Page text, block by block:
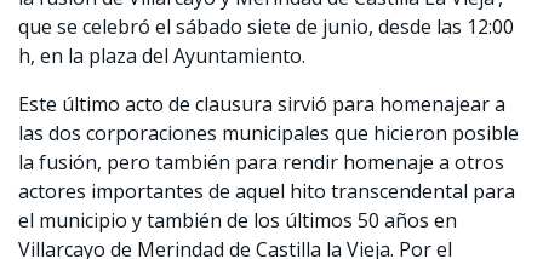
que se celebró el sábado siete de junio, desde las 12:00
h, en la plaza del Ayuntamiento.
Este último acto de clausura sirvió para homenajear a
las dos corporaciones municipales que hicieron posible
la fusión, pero también para rendir homenaje a otros
actores importantes de aquel hito transcendental para
el municipio y también de los últimos 50 años en
Villarcayo de Merindad de Castilla la Vieja. Por el